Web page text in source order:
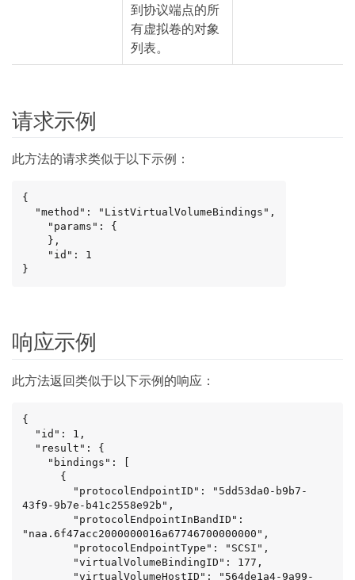
到协议端点的所
有虚拟卷的对象
列表。
请求示例
此方法的请求类似于以下示例：
{
}
响应示例
此方法返回类似于以下示例的响应：
{
43f9-9b7e-b41c2558e92b",
"naa.6f47acc2000000016a67746700000000",